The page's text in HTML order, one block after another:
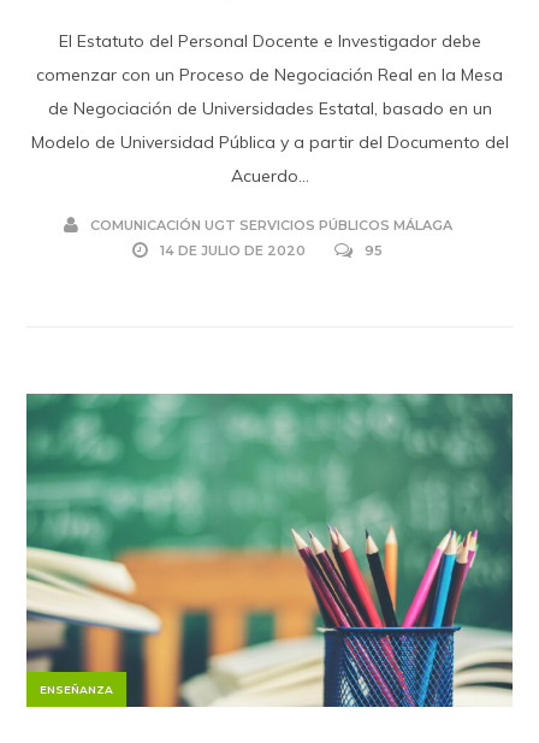
El Estatuto del Personal Docente e Investigador debe
comenzar con un Proceso de Negociación Real en la Mesa
de Negociación de Universidades Estatal, basado en un
Modelo de Universidad Pública y a partir del Documento del
Acuerdo...
COMUNICACIÓN UGT SERVICIOS PÚBLICOS MÁLAGA
14 DE JULIO DE 2020
95
ENSEÑANZA